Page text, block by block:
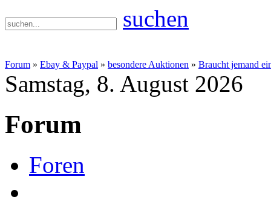
suchen
Forum » Ebay & Paypal » besondere Auktionen » Braucht jemand
Samstag, 8. August 2026
Forum
Foren